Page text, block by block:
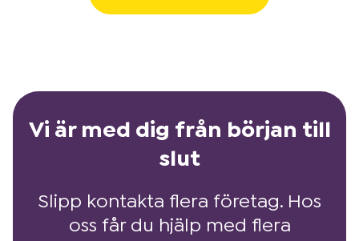
Vi är med dig från början till
slut
Slipp kontakta flera företag. Hos
oss får du hjälp med flera